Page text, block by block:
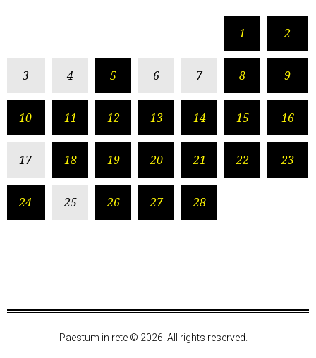
1 2
3 4 5 6 7 8 9
10 11 12 13 14 15 16
17 18 19 20 21 22 23
24 25 26 27 28
Paestum in rete © 2026. All rights reserved.